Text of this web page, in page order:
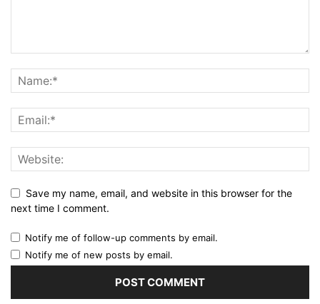
Save my name, email, and website in this browser for the
next time I comment.
Notify me of follow-up comments by email.
Notify me of new posts by email.